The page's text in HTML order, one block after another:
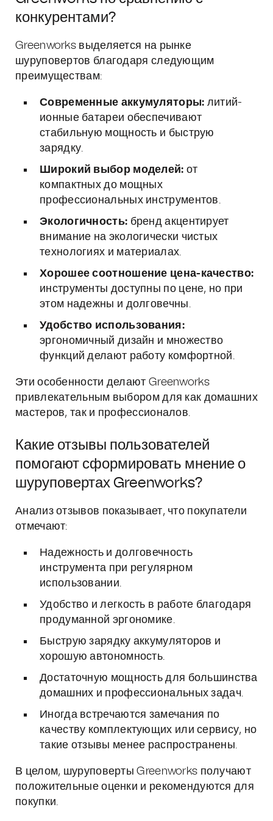
конкурентами?
Greenworks выделяется на рынке
шуруповертов благодаря следующим
преимуществам:
Современные аккумуляторы: литий-
ионные батареи обеспечивают
стабильную мощность и быструю
зарядку.
Широкий выбор моделей: от
компактных до мощных
профессиональных инструментов.
Экологичность: бренд акцентирует
внимание на экологически чистых
технологиях и материалах.
Хорошее соотношение цена-качество:
инструменты доступны по цене, но при
этом надежны и долговечны.
Удобство использования:
эргономичный дизайн и множество
функций делают работу комфортной.
Эти особенности делают Greenworks
привлекательным выбором для как домашних
мастеров, так и профессионалов.
Какие отзывы пользователей
помогают сформировать мнение о
шуруповертах Greenworks?
Анализ отзывов показывает, что покупатели
отмечают:
Надежность и долговечность
инструмента при регулярном
использовании.
Удобство и легкость в работе благодаря
продуманной эргономике.
Быструю зарядку аккумуляторов и
хорошую автономность.
Достаточную мощность для большинства
домашних и профессиональных задач.
Иногда встречаются замечания по
качеству комплектующих или сервису, но
такие отзывы менее распространены.
В целом, шуруповерты Greenworks получают
положительные оценки и рекомендуются для
покупки.